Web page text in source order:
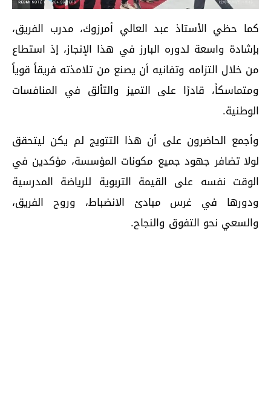
كما حظي الأستاذ عبد العالي أمرزوك، مدرب الفريق،
بإشادة واسعة لدوره البارز في هذا الإنجاز، إذ استطاع
من خلال التزامه وتفانيه أن يصنع من تلامذته فريقاً قوياً
ومتماسكاً، قادرًا على التميز والتألق في المنافسات
الوطنية.
وأجمع الحاضرون على أن هذا التتويج لم يكن ليتحقق
لولا تضافر جهود جميع مكونات المؤسسة، مؤكدين في
الوقت نفسه على القيمة التربوية للرياضة المدرسية
ودورها في غرس مبادئ الانضباط، وروح الفريق،
والسعي نحو التفوق والنجاح.